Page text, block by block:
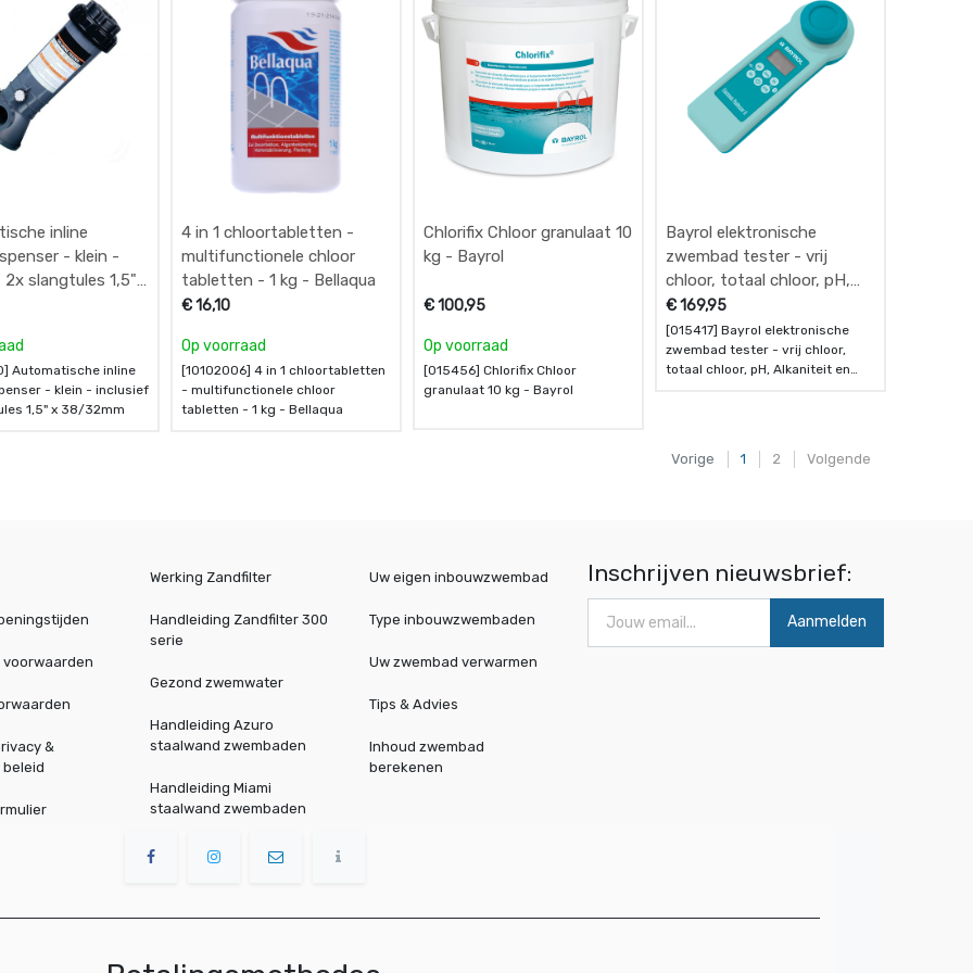
inline
- klein -
2x slangtules 1,5"
Automatische inline
- klein - inclusief
1,5" x 38/32mm
4 in 1 chloortabletten -
multifunctionele chloor
tabletten - 1 kg - Bellaqua
€16,10
Op voorraad
[10102006] 4 in 1 chloortabletten
- multifunctionele chloor
tabletten - 1 kg - Bellaqua
Chlorifix Chloor granulaat 10
kg - Bayrol
€100,95
Op voorraad
[015456] Chlorifix Chloor
granulaat 10 kg - Bayrol
Bayrol elektronische
zwembad tester - vrij
chloor, totaal chloor, pH,
Alkaniteit en cyanuurzuur
(stabilisator) -
zwembadwater testkit
€169,95
[015417] Bayrol elektronische
zwembad tester - vrij chloor,
totaal chloor, pH, Alkaniteit en
Vorige 1 2 Volgende
voorwaarden
&
beleid
Werking Zandfilter
Handleiding Zandfilter 300
serie
Gezond zwemwater
Handleiding Azuro
staalwand zwembaden
Handleiding Miami
staalwand zwembaden
Uw eigen inbouwzwembad
Type inbouwzwembaden
Uw zwembad verwarmen
Tips & Advies
Inhoud zwembad
berekenen
Inschrijven nieuwsbrief:
Aanmelden